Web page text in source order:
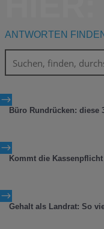
ANTWORTEN
$
Büro Rundrücken: diese
$
Kommt die
$
Gehalt als Landrat: So